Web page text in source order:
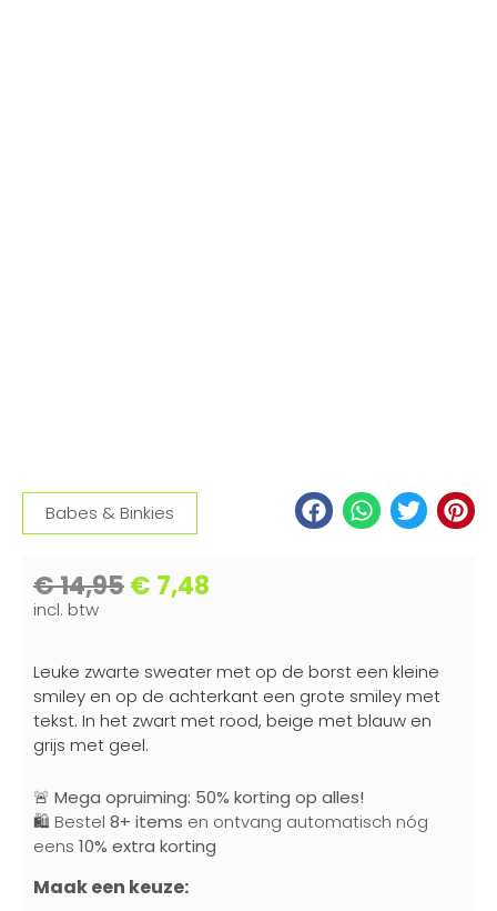
Babes & Binkies
€14,95€ 7,48
incl. btw
Leuke zwarte sweater met op de borst een kleine
smiley en op de achterkant een grote smiley met
tekst. In het zwart met rood, beige met blauw en
grijs met geel.
🚨 Mega opruiming: 50% korting op alles!
🛍️ Bestel 8+ items en ontvang automatisch nóg
eens 10% extra korting
Maak een keuze: